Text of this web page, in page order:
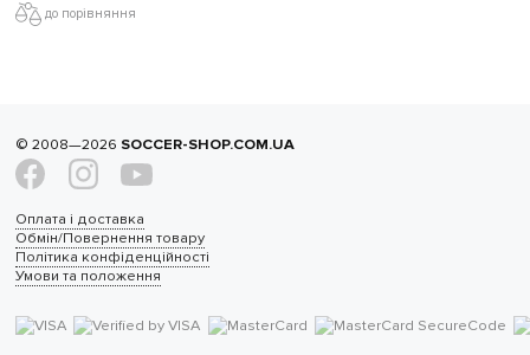
до порівняння
© 2008—2026 SOCCER-SHOP.COM.UA
Оплата і доставка
Обмін/Повернення товару
Політика конфіденційності
Умови та положення